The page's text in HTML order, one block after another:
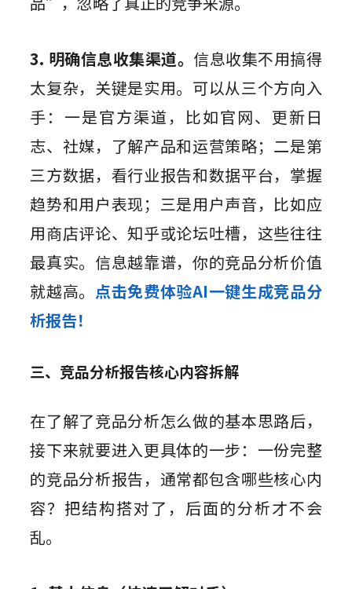
3. 明确信息收集渠道。 信息收集不用搞得
太复杂，关键是实用。可以从三个方向入
手：一是官方渠道，比如官网、更新日
志、社媒，了解产品和运营策略；二是第
三方数据，看行业报告和数据平台，掌握
趋势和用户表现；三是用户声音，比如应
用商店评论、知乎或论坛吐槽，这些往往
最真实。信息越靠谱，你的竞品分析价值
就越高。 点击免费体验AI一键生成竞品分
析报告！
三、竞品分析报告核心内容拆解
在了解了竞品分析怎么做的基本思路后，
接下来就要进入更具体的一步：一份完整
的竞品分析报告，通常都包含哪些核心内
容？把结构搭对了，后面的分析才不会
乱。